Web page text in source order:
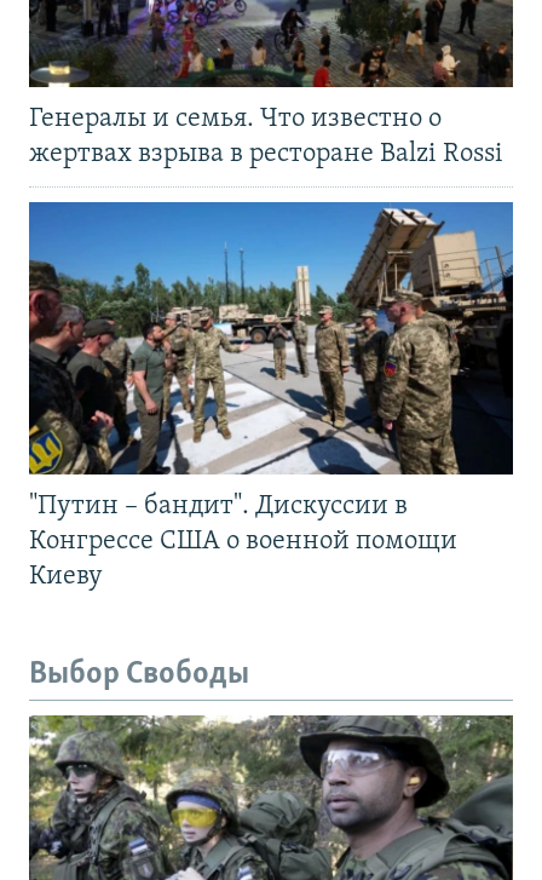
Генералы и семья. Что известно о
жертвах взрыва в ресторане Balzi Rossi
"Путин – бандит". Дискуссии в
Конгрессе США о военной помощи
Киеву
Выбор Свободы